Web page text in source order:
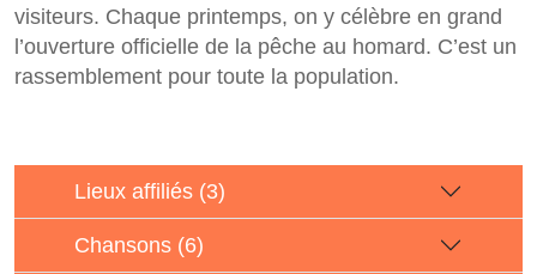
visiteurs. Chaque printemps, on y célèbre en grand
l’ouverture officielle de la pêche au homard. C’est un
rassemblement pour toute la population.
Lieux affiliés (3)
Chansons (6)